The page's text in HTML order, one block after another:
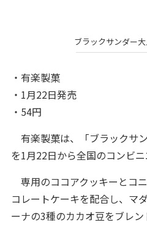
ブラックサンダー
・有楽製菓
・1月22日発売
・54円
有楽製菓は、「ブラックサ
を1月22日から全国のコンビ
専用のココアクッキーとコ
コレートケーキを配合し、マ
ーナの3種のカカオ豆をブレ